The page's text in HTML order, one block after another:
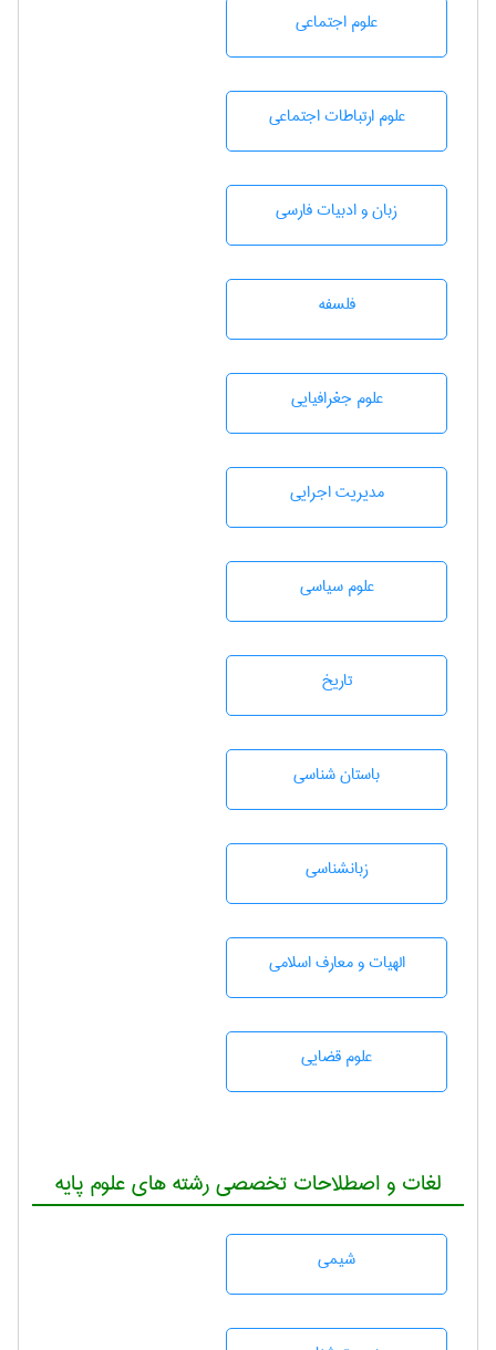
علوم اجتماعی
علوم ارتباطات اجتماعی
زبان و ادبيات فارسی
فلسفه
علوم جغرافيايی
مديريت اجرايی
علوم سياسی
تاريخ
باستان شناسی
زبانشناسی
الهیات و معارف اسلامی
علوم قضایی
لغات و اصطلاحات تخصصی رشته های علوم پایه
شيمی